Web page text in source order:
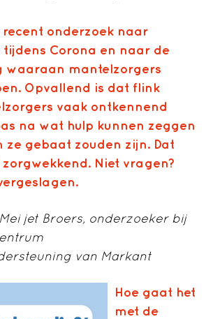
onderzoek naar
Corona en naar de
waaraan mantelzorgers
Opvallend is dat flink
vaak ontkennend
na wat hulp kunnen zeggen
ze gebaat zouden zijn. Dat
Niet vragen?
jet Broers, onderzoeker bij
van Markant
Hoe gaat het
met de